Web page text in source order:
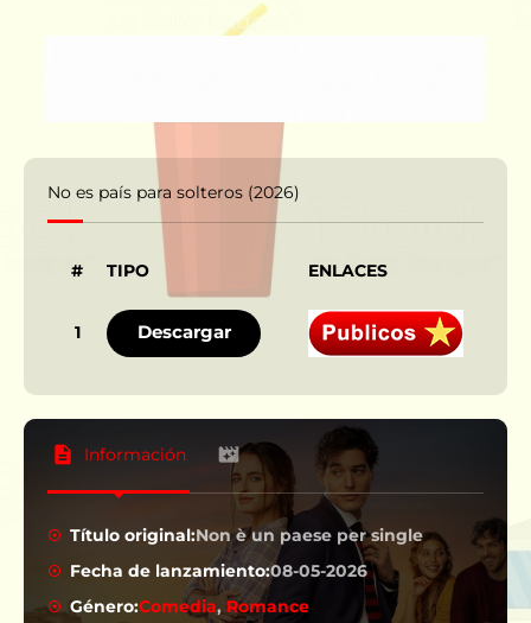
No es país para solteros (2026)
# TIPO ENLACES
1 Descargar
Información
Título original:Non è un paese per single
Fecha de lanzamiento:08-05-2026
Género:Comedia, Romance